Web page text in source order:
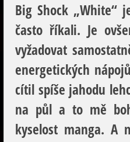
Big Shock „White“
často říkali. Je
vyžadovat
energetických
cítil spíše jahodu
na půl a to mě
kyselost manga. A